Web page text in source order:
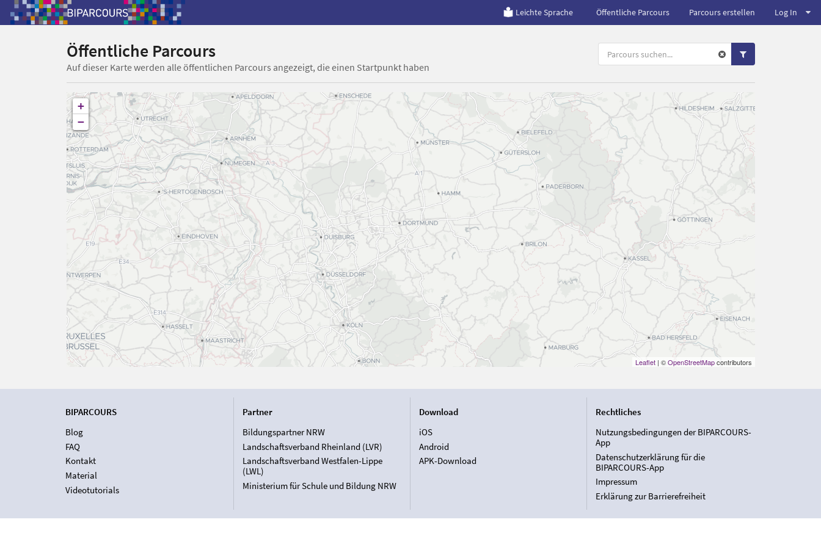
Leichte Sprache Öffentliche Parcours Parcours erstellen Log In
Öffentliche Parcours
Auf dieser Karte werden alle öffentlichen Parcours angezeigt, die einen Startpunkt haben
+
−
Leaflet| ©OpenStreetMapcontributors
BIPARCOURS
Blog
FAQ
Kontakt
Material
Videotutorials
Partner
Bildungspartner NRW
Landschaftsverband Rheinland (LVR)
Landschaftsverband Westfalen-Lippe
(LWL)
Ministerium für Schule und Bildung NRW
Download
iOS
Android
APK-Download
Rechtliches
Nutzungsbedingungen der BIPARCOURS-
App
Datenschutzerklärung für die
BIPARCOURS-App
Impressum
Erklärung zur Barrierefreiheit